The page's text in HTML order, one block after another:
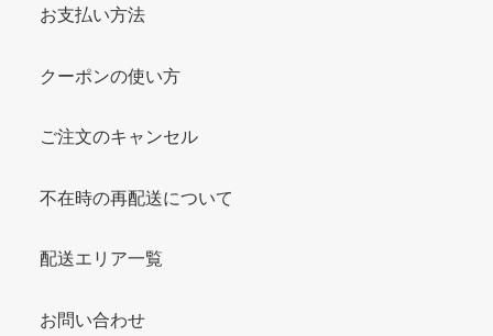
お支払い方法
クーポンの使い方
ご注文のキャンセル
不在時の再配送について
配送エリア一覧
お問い合わせ